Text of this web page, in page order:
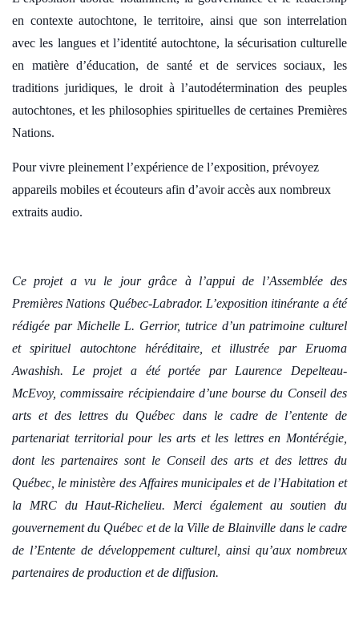
en contexte autochtone, le territoire, ainsi que son interrelation
avec les langues et l’identité autochtone, la sécurisation culturelle
en matière d’éducation, de santé et de services sociaux, les
traditions juridiques, le droit à l’autodétermination des peuples
autochtones, et les philosophies spirituelles de certaines Premières
Nations.
Pour vivre pleinement l’expérience de l’exposition, prévoyez
appareils mobiles et écouteurs afin d’avoir accès aux nombreux
extraits audio.
Ce projet a vu le jour grâce à l’appui de l’Assemblée des
Premières Nations Québec-Labrador. L’exposition itinérante a été
rédigée par Michelle L. Gerrior, tutrice d’un patrimoine culturel
et spirituel autochtone héréditaire, et illustrée par Eruoma
Awashish. Le projet a été portée par Laurence Depelteau-
McEvoy, commissaire récipiendaire d’une bourse du Conseil des
arts et des lettres du Québec dans le cadre de l’entente de
partenariat territorial pour les arts et les lettres en Montérégie,
dont les partenaires sont le Conseil des arts et des lettres du
Québec, le ministère des Affaires municipales et de l’Habitation et
la MRC du Haut-Richelieu. Merci également au soutien du
gouvernement du Québec et de la Ville de Blainville dans le cadre
de l’Entente de développement culturel, ainsi qu’aux nombreux
partenaires de production et de diffusion.